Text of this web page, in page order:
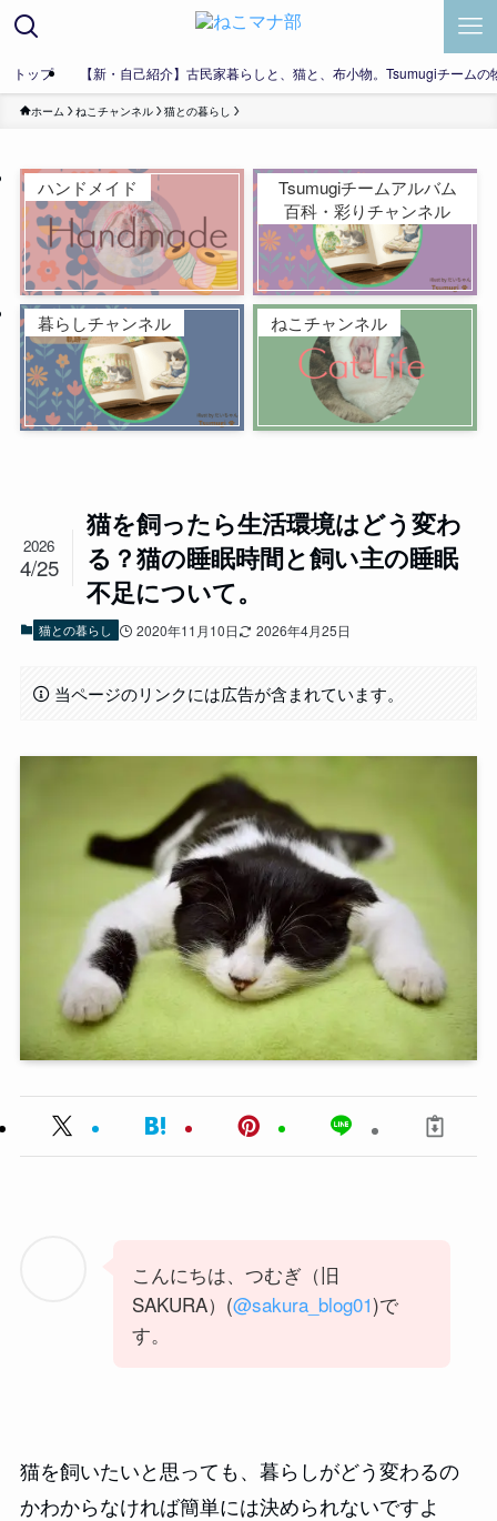
トップ 【新・自己紹介】古民家暮らしと、猫と、布小物。Tsumugiチームの
ホーム ねこチャンネル 猫との暮らし
ハンドメイド
Tsumugiチームアルバム
百科・彩りチャンネル
暮らしチャンネル ねこチャンネル
猫を飼ったら生活環境はどう変わ
る？猫の睡眠時間と飼い主の睡眠
不足について。
2026
4/25
猫との暮らし 2020年11月10日 2026年4月25日
当ページのリンクには広告が含まれています。
こんにちは、つむぎ（旧
SAKURA）(@sakura_blog01)で
す。
猫を飼いたいと思っても、暮らしがどう変わるの
かわからなければ簡単には決められないですよ